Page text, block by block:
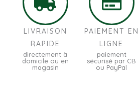
LIVRAISON
RAPIDE
directement à
domicile ou en
magasin
PAIEMENT EN
LIGNE
paiement
sécurisé par CB
ou PayPal